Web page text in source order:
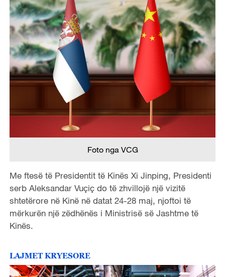
Foto nga VCG
Me ftesë të Presidentit të Kinës Xi Jinping, Presidenti
serb Aleksandar Vuçiç do të zhvillojë një vizitë
shtetërore në Kinë në datat 24-28 maj, njoftoi të
mërkurën një zëdhënës i Ministrisë së Jashtme të
Kinës.
LAJMET KRYESORE